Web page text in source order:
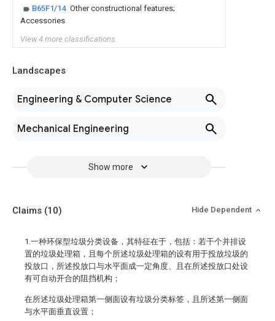
B65F1/14 Other constructional features;
Accessories
View 4 more classifications
Landscapes
Engineering & Computer Science
Mechanical Engineering
Show more
Claims (10) Hide Dependent
1.一种环保型垃圾分类设备，其特征在于，包括：若干个并排设
置的垃圾处理箱，且每个所述垃圾处理箱的设有用于投放垃圾的
投放口，所述投放口与水平面成一定角度、且在所述投放口处设
有可自动开合的阻挡机构；
在所述垃圾处理箱第一侧面设有垃圾分类标签，且所述第一侧面
与水平面垂直设置；